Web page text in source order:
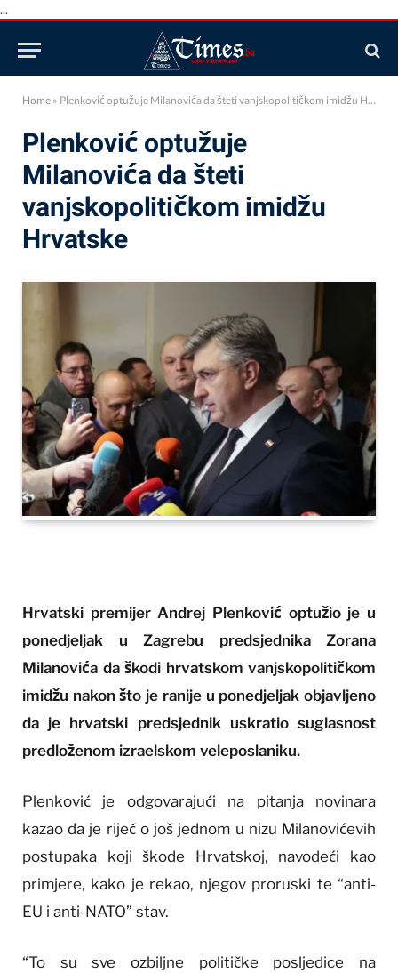
...
Home » Plenković optužuje Milanovića da šteti vanjskopolitičkom imidžu Hrvatske
Plenković optužuje
Milanovića da šteti
vanjskopolitičkom imidžu
Hrvatske
Hrvatski premijer Andrej Plenković optužio je u
ponedjeljak u Zagrebu predsjednika Zorana
Milanovića da škodi hrvatskom vanjskopolitičkom
imidžu nakon što je ranije u ponedjeljak objavljeno
da je hrvatski predsjednik uskratio suglasnost
predloženom izraelskom veleposlaniku.
Plenković je odgovarajući na pitanja novinara
kazao da je riječ o još jednom u nizu Milanovićevih
postupaka koji škode Hrvatskoj, navodeći kao
primjere, kako je rekao, njegov proruski te “anti-
EU i anti-NATO” stav.
“To su sve ozbiljne političke posljedice na